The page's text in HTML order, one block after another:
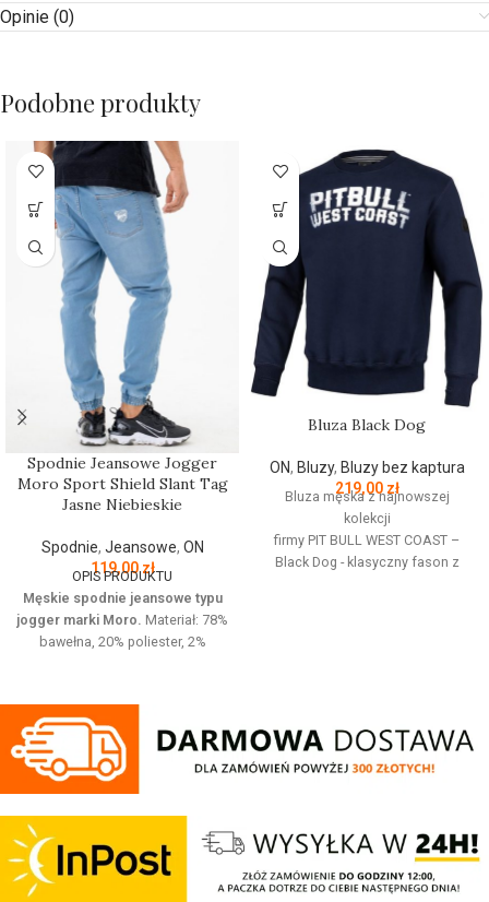
Opinie (0)
Podobne produkty
Spodnie Jeansowe Jogger
Moro Sport Shield Slant Tag
Jasne Niebieskie
Spodnie, Jeansowe, ON
119,00zł
OPIS PRODUKTU
Męskie spodnie jeansowe typu
jogger marki Moro. Materiał: 78%
bawełna, 20% poliester, 2%
kroju. Posiadają cztery kieszenie i
regulowana gumę w pasie która
zapewnia idealne dopasowanie w
talii.
Regular Fit- regularny krój, nie
krępuje ruchów dzięki
odpowiednio dobranym
materiałom.
Elastan - rozciągliwa dzianina,
Bluza Black Dog
ON, Bluzy, Bluzy bez kaptura
219,00 zł
Bluza męska z najnowszej
kolekcji
firmy PIT BULL WEST COAST –
Black Dog - klasyczny fason z
dołu bluzy - żebrowany kołnierz -
ściągacze rękawów dodatkowo
silikonowa kwadratowa naszywka
na lewym rękawie z logo marki Pit
Bull - duży nadruk na plecach oraz